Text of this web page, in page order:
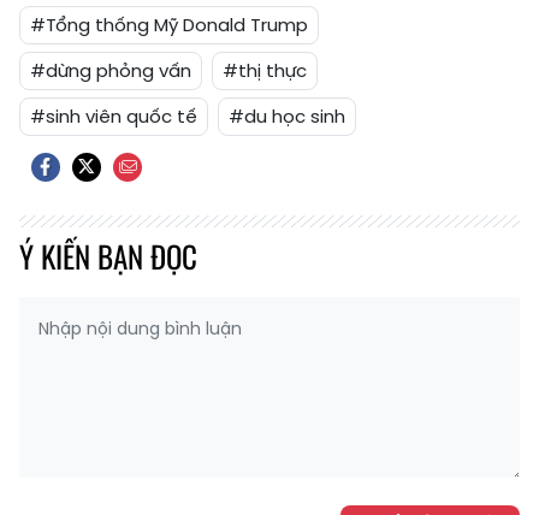
#Tổng thống Mỹ Donald Trump
#dừng phỏng vấn
#thị thực
#sinh viên quốc tế
#du học sinh
Ý KIẾN BẠN ĐỌC